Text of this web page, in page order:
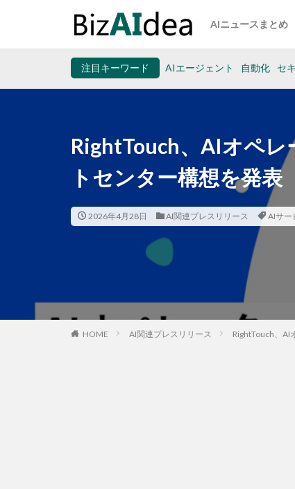
AIニュースまとめ
注目キーワード AIエージェント 自動化 セ
RightTouch、AIオペ
トセンター構想を発表
2026年4月28日 AI関連プレスリリース AIサー
HOME AI関連プレスリリース RightTouch、AI